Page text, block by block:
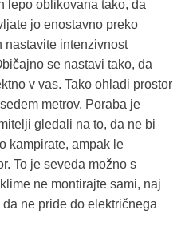
lepo oblikovana tako, da
jo enostavno preko
intenzivnost
se nastavi tako, da
v vas. Tako ohladi prostor
metrov. Poraba je
gledali na to, da ne bi
kampirate, ampak le
To je seveda možno s
ne montirajte sami, naj
ne pride do električnega